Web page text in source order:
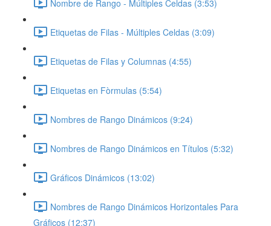
Nombre de Rango - Múltiples Celdas (3:53)
Etiquetas de Filas - Múltiples Celdas (3:09)
Etiquetas de Filas y Columnas (4:55)
Etiquetas en Fòrmulas (5:54)
Nombres de Rango Dinámicos (9:24)
Nombres de Rango Dinámicos en Títulos (5:32)
Gráficos Dinámicos (13:02)
Nombres de Rango Dinámicos Horizontales Para
Gráficos (12:37)